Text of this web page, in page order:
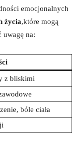
emocjonalnych
życia,które mogą
uwagę na:
z bliskimi
bóle ciała